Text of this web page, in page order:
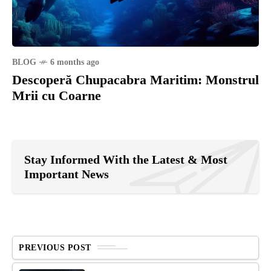
BLOG 6 months ago
Descoperă Chupacabra Maritim: Monstrul
Mrii cu Coarne
Stay Informed With the Latest & Most
Important News
PREVIOUS POST